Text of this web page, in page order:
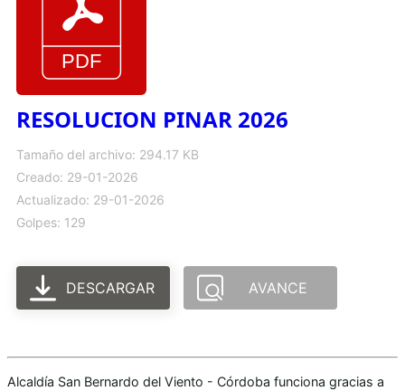
RESOLUCION PINAR 2026
Tamaño del archivo: 294.17 KB
Creado: 29-01-2026
Actualizado: 29-01-2026
Golpes: 129
DESCARGAR AVANCE
Alcaldía San Bernardo del Viento - Córdoba funciona gracias a